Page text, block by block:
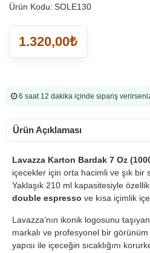
Ürün Kodu: SOLE130
1.320,00₺
6 saat 12 dakika içinde sipariş
Ürün Açıklaması
Lavazza Karton Bardak 7 Oz
içecekler için orta hacimli ve şık bir
Yaklaşık 210 ml kapasitesiyle
double espresso ve kısa içimlik
Lavazza’nın ikonik logosunu
markalı ve profesyonel bir görünüm
yapısı ile içeceğin sıcaklığını